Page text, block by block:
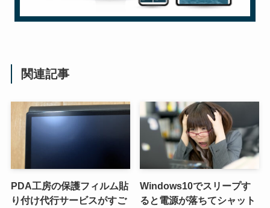
関連記事
PDA工房の保護フィルム貼
り付け代行サービスがすご
Windows10でスリープす
ると電源が落ちてシャット